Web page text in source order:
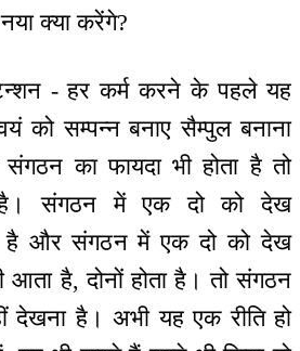
क्या करेंगे?
- हर कर्म करने के पहले यह
को सम्पन्न बनाए सैम्पुल बनाना
का फायदा भी होता है तो
है। संगठन में एक दो को देख
है और संगठन में एक दो को देख
है, दोनों होता है। तो संगठन
है। अभी यह एक रीति हो